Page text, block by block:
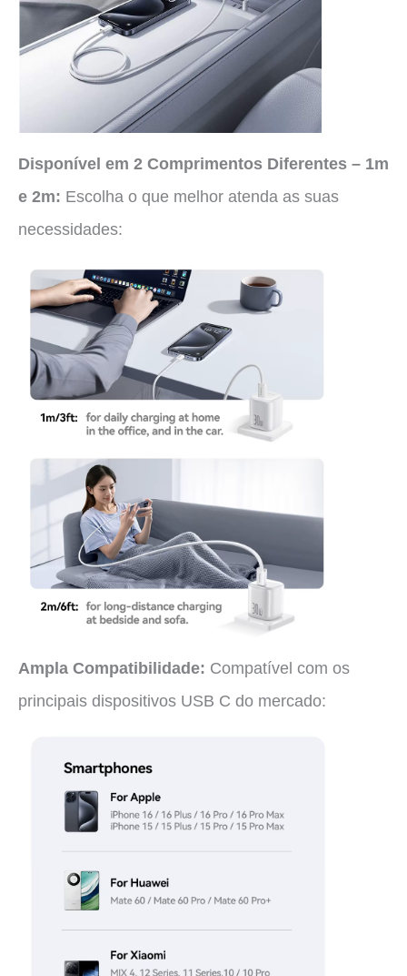
Disponível em 2 Comprimentos Diferentes – 1m
e 2m: Escolha o que melhor atenda as suas
necessidades:
Ampla Compatibilidade: Compatível com os
principais dispositivos USB C do mercado: